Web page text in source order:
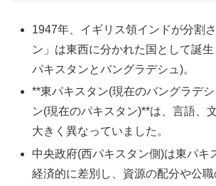
1947年、イギリス領インドが分割
ン」は東西に分かれた国として誕
パキスタンとバングラデシュ)。
**東パキスタン(現在のバングラデ
ン(現在のパキスタン)**は、言語、
大きく異なっていました。
中央政府(西パキスタン側)は東パキ
経済的に差別し、資源の配分や公